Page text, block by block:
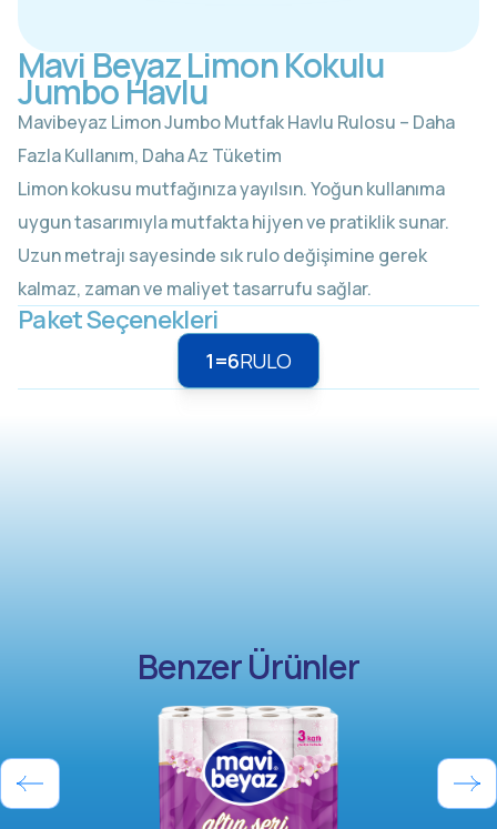
Mavi Beyaz Limon Kokulu
Jumbo Havlu
Mavibeyaz Limon Jumbo Mutfak Havlu Rulosu – Daha
Fazla Kullanım, Daha Az Tüketim
Limon kokusu mutfağınıza yayılsın. Yoğun kullanıma
uygun tasarımıyla mutfakta hijyen ve pratiklik sunar.
Uzun metrajı sayesinde sık rulo değişimine gerek
kalmaz, zaman ve maliyet tasarrufu sağlar.
Paket Seçenekleri
1=6RULO
Benzer Ürünler